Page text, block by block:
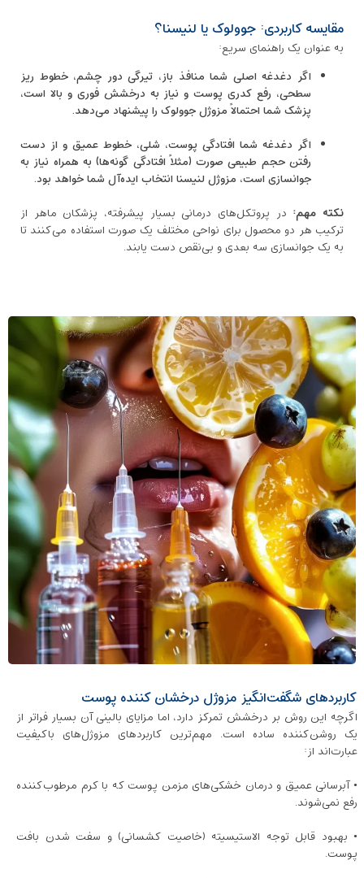
مقایسه کاربردی: جوولوک یا لنیسنا؟
به عنوان یک راهنمای سریع:
اگر دغدغه اصلی شما منافذ باز، تیرگی دور چشم، خطوط ریز
سطحی، رفع کدری پوست و نیاز به درخشش فوری و بالا است،
پزشک شما احتمالاً مزوژل جوولوک را پیشنهاد می‌دهد.
اگر دغدغه شما افتادگی پوست، شلی، خطوط عمیق و از دست
رفتن حجم طبیعی صورت (مثلاً افتادگی گونه‌ها) به همراه نیاز به
جوانسازی است، مزوژل لنیسنا انتخاب ایده‌آل شما خواهد بود.
نکته مهم: در پروتکل‌های درمانی بسیار پیشرفته، پزشکان ماهر از
ترکیب هر دو محصول برای نواحی مختلف یک صورت استفاده می‌کنند تا
به یک جوانسازی سه بعدی و بی‌نقص دست یابند.
کاربردهای شگفت‌انگیز مزوژل درخشان کننده پوست
اگرچه این روش بر درخشش تمرکز دارد، اما مزایای بالینی آن بسیار فراتر از
یک روشن‌کننده ساده است. مهم‌ترین کاربردهای مزوژل‌های باکیفیت
عبارت‌اند از:
• آبرسانی عمیق و درمان خشکی‌های مزمن پوست که با کرم مرطوب‌کننده
رفع نمی‌شوند.
• بهبود قابل توجه الاستیسیته (خاصیت کشسانی) و سفت شدن بافت
پوست.